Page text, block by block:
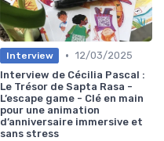
Interview • 12/03/2025
Interview de Cécilia Pascal :
Le Trésor de Sapta Rasa -
L’escape game - Clé en main
pour une animation
d’anniversaire immersive et
sans stress